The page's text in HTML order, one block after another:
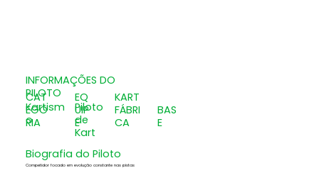
INFORMAÇÕES DO
PILOTO
CAT
EGO
RIA
Kartism
o
EQ
UIP
E
Piloto
de
Kart
KART
FÁBRI
CA
BAS
E
Biografia do Piloto
Competidor focado em evolução constante nas pistas